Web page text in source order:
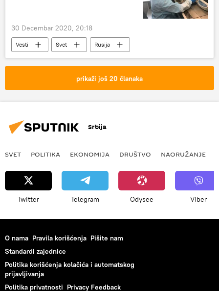
30 Decembar 2020, 20:18
Vesti Svet
Rusija
virus korona
lek ispitivanja
prikaži još 20 članaka
Srbija
SVET POLITIKA EKONOMIJA DRUŠTVO NAORUŽANJE
Twitter Telegram Odysee Viber
O nama Pravila korišćenja Pišite nam
Standardi zajednice
Politika korišćenja kolačića i automatskog
prijavljivanja
Politika privatnosti Privacy Feedback